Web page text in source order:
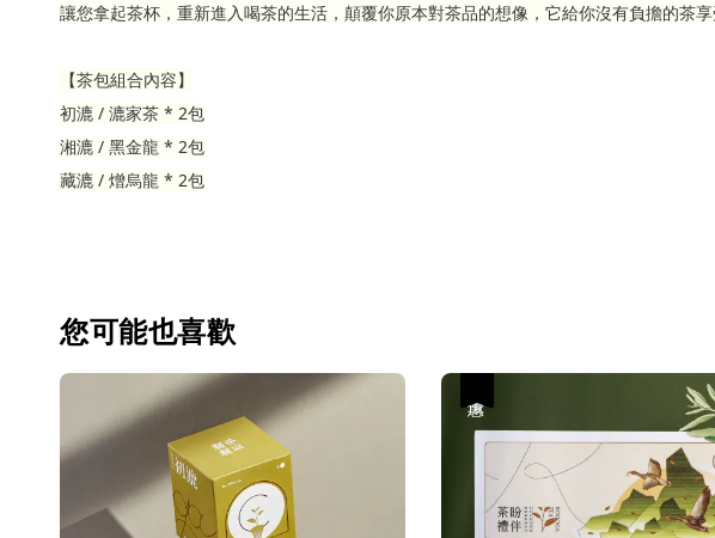
讓您拿起茶杯，重新進入喝茶的生活，顛覆你原本對茶品的想像，它給你沒有負擔的茶
【茶包組合內容】
初漉 / 漉家茶 * 2包
湘漉 / 黑金龍 * 2包
藏漉 / 熷烏龍 * 2包
您可能也喜歡